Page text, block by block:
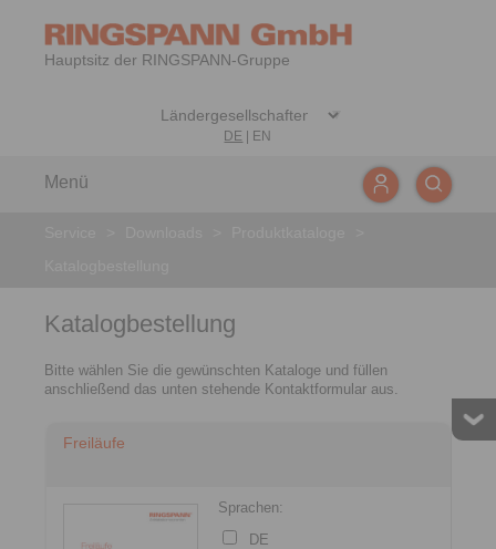
Hauptsitz der RINGSPANN-Gruppe
DE EN
Menü
Katalogbestellung
Bitte wählen Sie die gewünschten Kataloge und füllen
anschließend das unten stehende Kontaktformular aus.
Freiläufe
Sprachen:
DE